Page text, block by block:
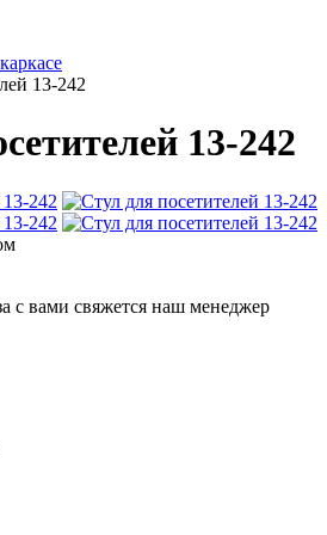
13-242
13-242
с вами свяжется наш менеджер